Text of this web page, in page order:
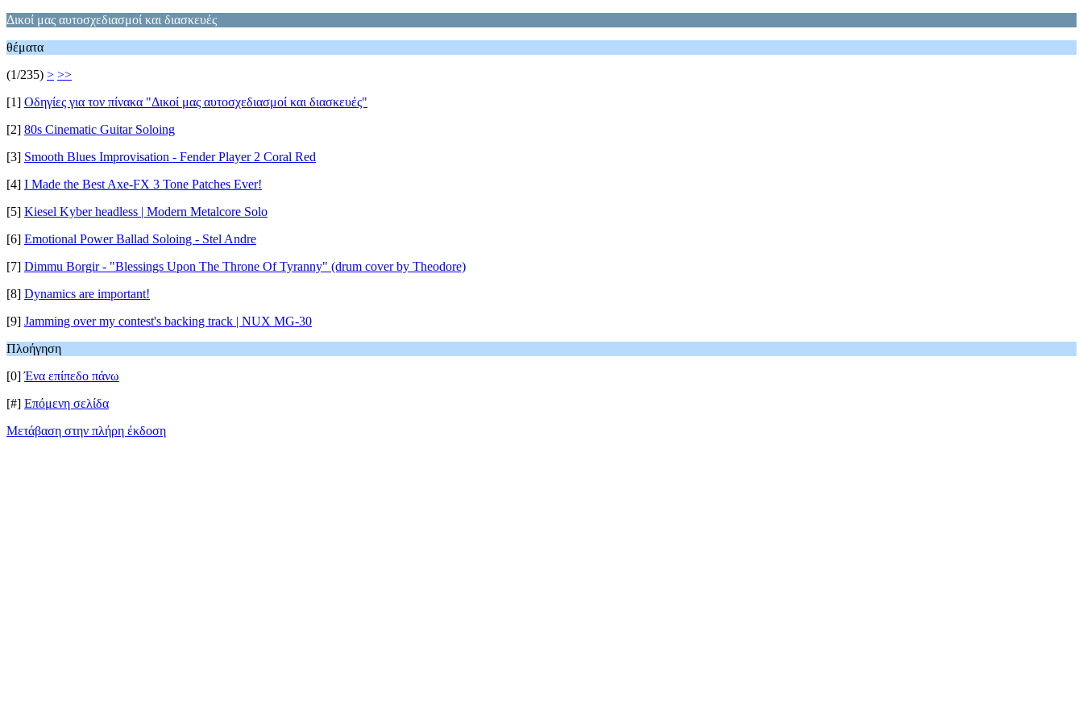
Δικοί μας αυτοσχεδιασμοί και διασκευές
θέματα
(1/235) > >>
[1] Οδηγίες για τον πίνακα "Δικοί μας αυτοσχεδιασμοί και διασκευές"
[2] 80s Cinematic Guitar Soloing
[3] Smooth Blues Improvisation - Fender Player 2 Coral Red
[4] I Made the Best Axe-FX 3 Tone Patches Ever!
[5] Kiesel Kyber headless | Modern Metalcore Solo
[6] Emotional Power Ballad Soloing - Stel Andre
[7] Dimmu Borgir - "Blessings Upon The Throne Of Tyranny" (drum cover by Theodore)
[8] Dynamics are important!
[9] Jamming over my contest's backing track | NUX MG-30
Πλοήγηση
[0]Ένα επίπεδο πάνω
[#] Επόμενη σελίδα
Μετάβαση στην πλήρη έκδοση